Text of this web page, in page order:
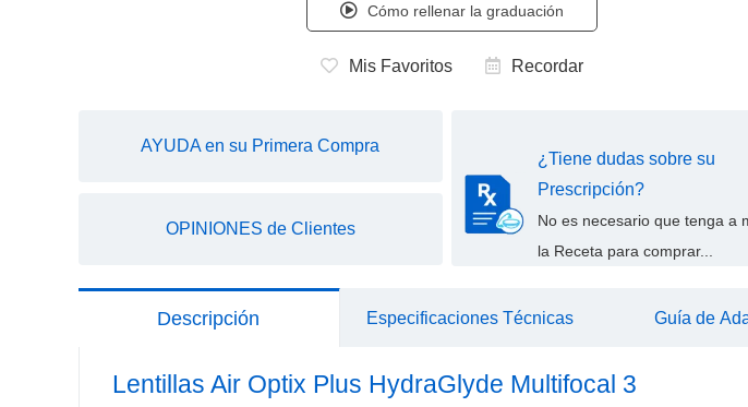
Cómo rellenar la graduación
Mis Favoritos Recordar
AYUDA en su Primera Compra
OPINIONES de Clientes
¿Tiene dudas sobre su
Prescripción?
No es necesario que tenga a
la Receta para comprar...
Descripción Especificaciones Técnicas Guía de
Lentillas Air Optix Plus HydraGlyde Multifocal 3